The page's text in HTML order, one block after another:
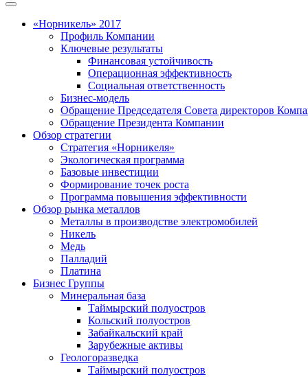
«Норникель» 2017
Профиль Компании
Ключевые результаты
Финансовая устойчивость
Операционная эффективность
Социальная ответственность
Бизнес-модель
Обращение Председателя Совета директоров
Обращение Президента Компании
Обзор стратегии
Стратегия «Норникеля»
Экологическая программа
Базовые инвестиции
Формирование точек роста
Программа повышения эффективности
Обзор рынка металлов
Металлы в производстве электромобилей
Никель
Медь
Палладий
Платина
Бизнес Группы
Минеральная база
Таймырский полуостров
Кольский полуостров
Забайкальский край
Зарубежные активы
Геологоразведка
Таймырский полуостров